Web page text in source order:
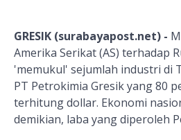
GRESIK (surabayapost.net) -
Amerika Serikat (AS) terhadap
'memukul' sejumlah industri di
PT Petrokimia Gresik yang 80
terhitung dollar. Ekonomi
demikian, laba yang diperoleh